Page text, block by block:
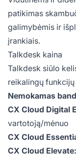
patikimas
galimybėmis ir
įrankiais.
Talkdesk kaina
Talkdesk siūlo
reikalingų
Nemokamas
CX Cloud Digital
vartotoją/mėnuo
CX Cloud
CX Cloud Elevate: